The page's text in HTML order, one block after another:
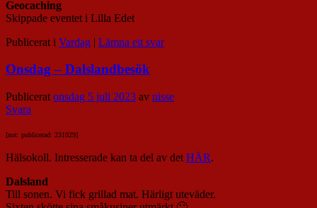
Geocaching
Skippade eventet i Lilla Edet
Publicerat i Vardag | Lämna ett svar
Onsdag – Dalslandbesök
Publicerat onsdag 5 juli 2023 av nisse
Svara
[not: publicerad: 231029]
Hälsokoll. Intresserade kan ta del av det HÄR.
Dalsland
Till sonen. Vi fick grillad mat. Härligt uteväder.